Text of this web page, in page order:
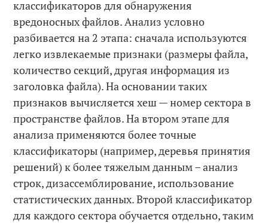
классификаторов для обнаружения
вредоносных файлов. Анализ условно
разбивается на 2 этапа: сначала используются
легко извлекаемые признаки (размеры файла,
количество секций, другая информация из
заголовка файла). На основании таких
признаков вычисляется хеш — номер сектора в
пространстве файлов. На втором этапе для
анализа применяются более точные
классификаторы (например, деревья принятия
решений) к более тяжелым данным – анализ
строк, дизассемблирование, использование
статистических данных. Второй классификатор
для каждого сектора обучается отдельно, таким